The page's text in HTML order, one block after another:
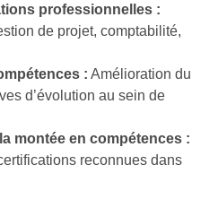
professionnelles :
de projet, comptabilité,
: Amélioration du
d’évolution au sein de
montée en compétences :
reconnues dans